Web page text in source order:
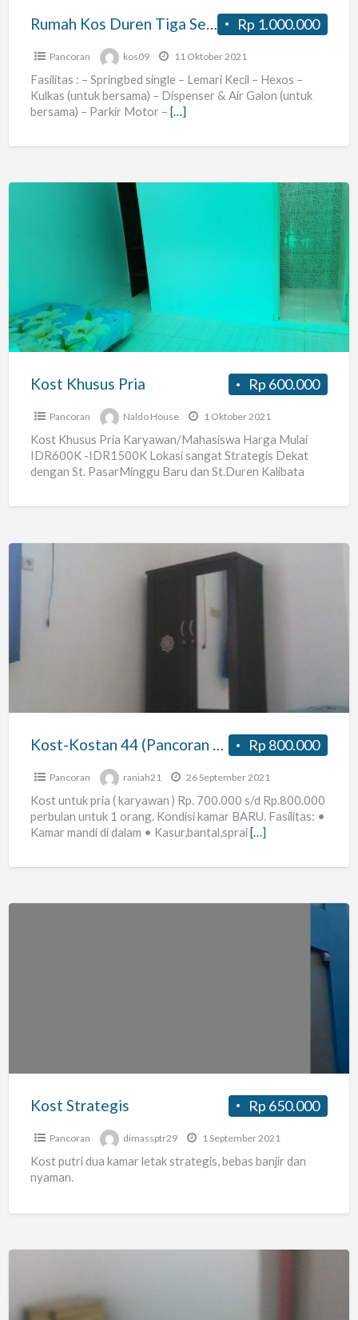
Rp 1.000.000
Pancoran kos09 11 Oktober 2021
Fasilitas : – Springbed single – Lemari Kecil – Hexos –
Kulkas (untuk bersama) – Dispenser & Air Galon (untuk
bersama) – Parkir Motor – […]
Rp 600.000
Kost Khusus Pria
Pancoran Naldo House 1 Oktober 2021
Kost Khusus Pria Karyawan/Mahasiswa Harga Mulai
IDR600K -IDR1500K Lokasi sangat Strategis Dekat
dengan St. PasarMinggu Baru dan St.Duren Kalibata
Kostan
Barat
Jakarta
Rp 800.000
Kost-Kostan 44 (Pancoran Barat 4) Jakarta Selatan
Pancoran raniah21 26 September 2021
Kost untuk pria ( karyawan ) Rp. 700.000 s/d Rp.800.000
perbulan untuk 1 orang. Kondisi kamar BARU. Fasilitas: •
Kamar mandi di dalam • Kasur,bantal,sprai[…]
Rp 650.000
Kost Strategis
Pancoran dimassptr29 1 September 2021
Kost putri dua kamar letak strategis, bebas banjir dan
nyaman.
kost